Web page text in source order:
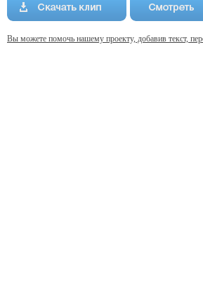
Вы можете помочь нашему проекту, добавив текст,